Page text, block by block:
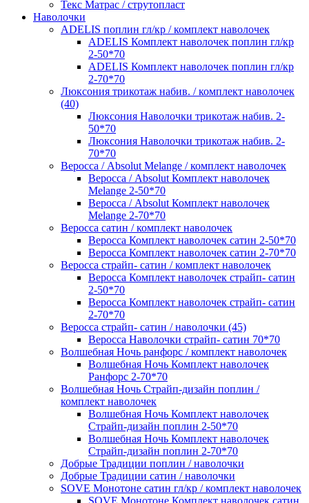
Текс Матрас / струтопласт
Наволочки
ADELIS поплин гл/кр / комплект наволочек
ADELIS Комплект наволочек поплин гл/кр
2-50*70
ADELIS Комплект наволочек поплин гл/кр
2-70*70
Люксония трикотаж набив. / комплект наволочек
(40)
Люксония Наволочки трикотаж набив. 2-
50*70
Люксония Наволочки трикотаж набив. 2-
70*70
Веросса / Absolut Melange / комплект наволочек
Веросса / Absolut Комплект наволочек
Melange 2-50*70
Веросса / Absolut Комплект наволочек
Melange 2-70*70
Веросса сатин / комплект наволочек
Веросса Комплект наволочек сатин 2-50*70
Веросса Комплект наволочек сатин 2-70*70
Веросса страйп- сатин / комплект наволочек
Веросса Комплект наволочек страйп- сатин
2-50*70
Веросса Комплект наволочек страйп- сатин
2-70*70
Веросса страйп- сатин / наволочки (45)
Веросса Наволочки страйп- сатин 70*70
Волшебная Ночь ранфорс / комплект наволочек
Волшебная Ночь Комплект наволочек
Ранфорс 2-70*70
Волшебная Ночь Страйп-дизайн поплин /
комплект наволочек
Волшебная Ночь Комплект наволочек
Страйп-дизайн поплин 2-50*70
Волшебная Ночь Комплект наволочек
Страйп-дизайн поплин 2-70*70
Добрые Традиции поплин / наволочки
Добрые Традиции сатин / наволочки
SOVE Монотоне сатин гл/кр / комплект наволочек